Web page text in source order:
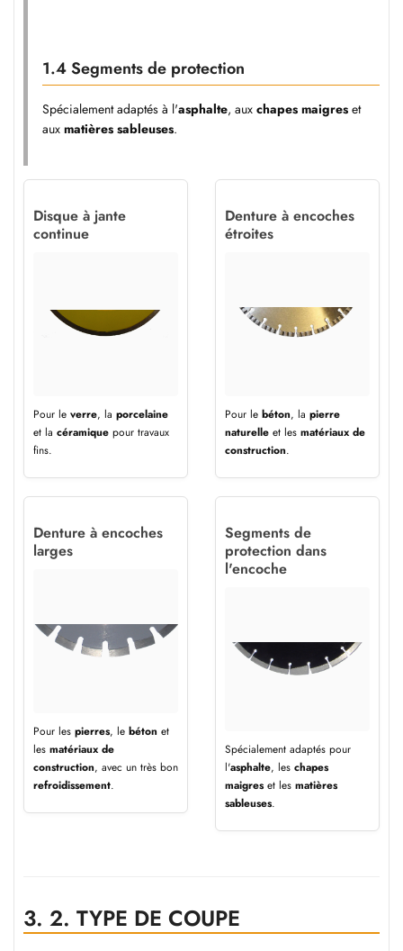
1.4 Segments de protection
Spécialement adaptés à l'asphalte, aux chapes maigres et
aux matières sableuses.
Disque à jante
continue
Pour le verre, la porcelaine
et la céramique pour travaux
fins.
Denture à encoches
étroites
Pour le béton, la pierre
naturelle et les matériaux de
construction.
Denture à encoches
larges
Pour les pierres, le béton et
les matériaux de
construction, avec un très bon
refroidissement.
Segments de
protection dans
l'encoche
Spécialement adaptés pour
l'asphalte, les chapes
maigres et les matières
sableuses.
3. 2. TYPE DE COUPE